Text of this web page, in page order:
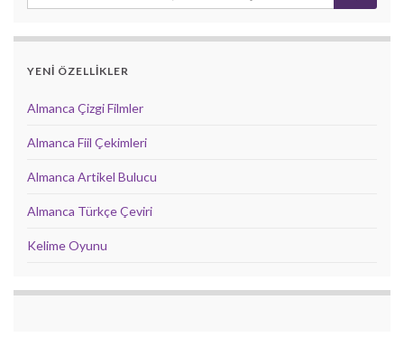
YENİ ÖZELLİKLER
Almanca Çizgi Filmler
Almanca Fiil Çekimleri
Almanca Artikel Bulucu
Almanca Türkçe Çeviri
Kelime Oyunu